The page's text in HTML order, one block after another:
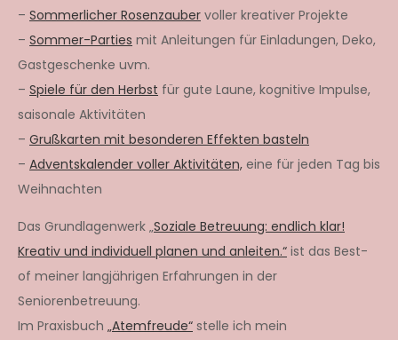
– Sommerlicher Rosenzauber voller kreativer Projekte
– Sommer-Parties mit Anleitungen für Einladungen, Deko,
Gastgeschenke uvm.
– Spiele für den Herbst für gute Laune, kognitive Impulse,
saisonale Aktivitäten
– Grußkarten mit besonderen Effekten basteln
– Adventskalender voller Aktivitäten, eine für jeden Tag bis
Weihnachten
Das Grundlagenwerk „Soziale Betreuung: endlich klar!
Kreativ und individuell planen und anleiten.“ ist das Best-
of meiner langjährigen Erfahrungen in der
Seniorenbetreuung.
Im Praxisbuch „Atemfreude“ stelle ich mein